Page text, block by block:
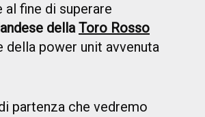
fine di superare
dellaToro Rosso
power unit avvenuta
partenza che vedremo